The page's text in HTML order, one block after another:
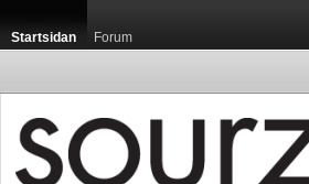
Startsidan Forum